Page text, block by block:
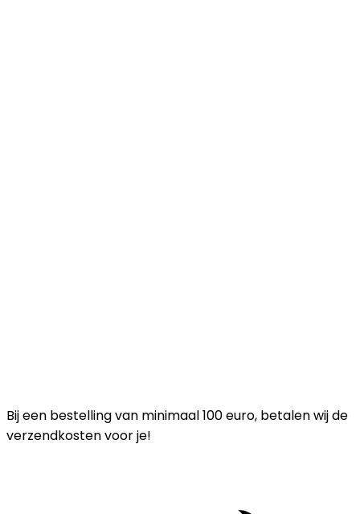
Bij een bestelling van minimaal 100 euro, betalen wij de
verzendkosten voor je!